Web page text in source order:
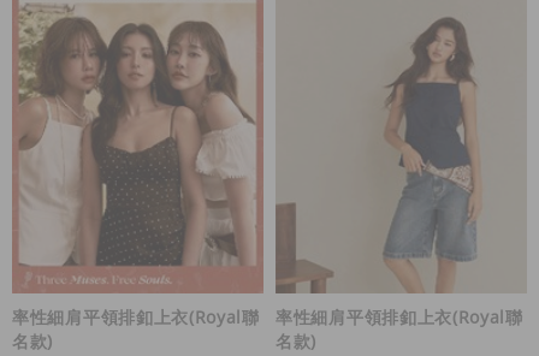
率性細肩平領排釦上衣(Royal聯
名款)
率性細肩平領排釦上衣(Royal聯
名款)